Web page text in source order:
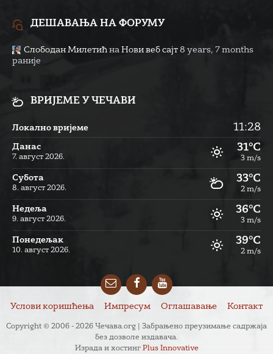
ДЕШАВАЊА НА ФОРУМУ
Слободан Милетић на Нови веб сајт 8 years, 7 months
раније
ВРИЈЕМЕ У ЧЕЧАВИ
Локално вријеме 11:28
Данас
7. август 2026.
31°C
3 m/s
Субота
8. август 2026.
33°C
2 m/s
Недеља
9. август 2026.
36°C
3 m/s
Понедељак
10. август 2026.
39°C
2 m/s
EmailFacebookYouTube
Услови коришћења Импресум Оглашавање Контакт
Copyright © 2006 - 2026 Чечава.org | Забрањено преузимање садржаја
без дозволе издавача.
Израда и хостинг Plus Innovative